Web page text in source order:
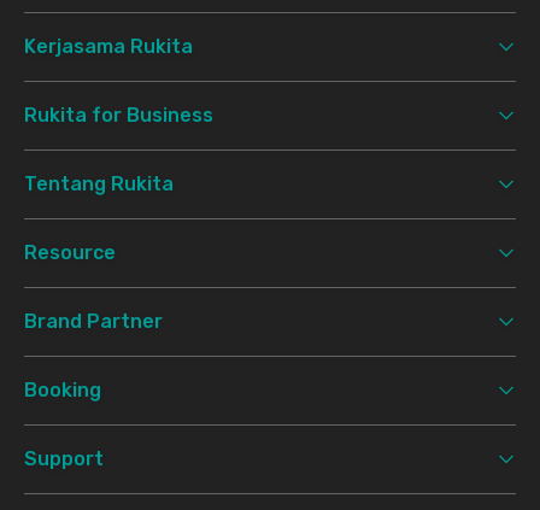
Kerjasama Rukita
Rukita for Business
Tentang Rukita
Resource
Brand Partner
Booking
Support